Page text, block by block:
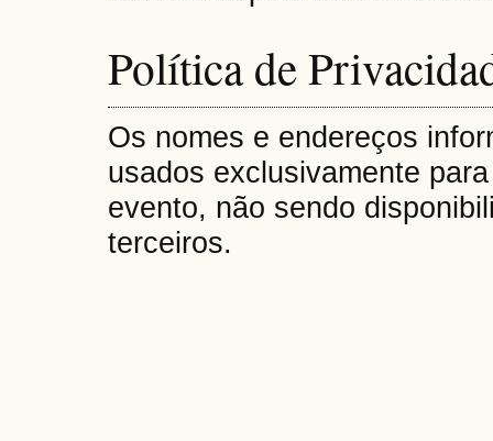
Política de
Os nomes e endereços
usados exclusivamente
evento, não sendo
terceiros.